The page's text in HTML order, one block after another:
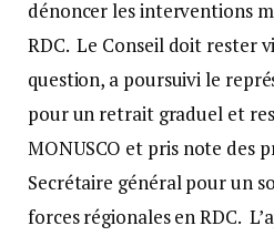
dénoncer les interventions
RDC. Le Conseil doit rester
question, a poursuivi le
pour un retrait graduel et
MONUSCO et pris note des
Secrétaire général pour un
forces régionales en RDC.